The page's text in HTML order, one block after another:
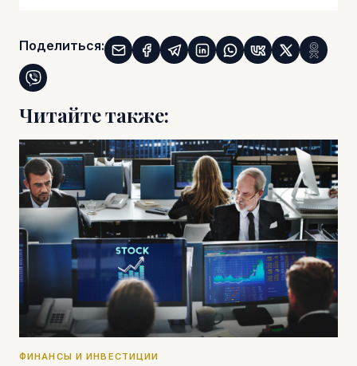
Поделиться:
Читайте также:
ФИНАНСЫ И ИНВЕСТИЦИИ